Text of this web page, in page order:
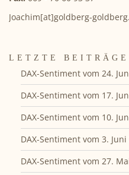
Joachim[at]goldberg-
LETZTE BEITRÄGE
DAX-Sentiment vom 24.
DAX-Sentiment vom 17.
DAX-Sentiment vom 10.
DAX-Sentiment vom 3. Juni
DAX-Sentiment vom 27.